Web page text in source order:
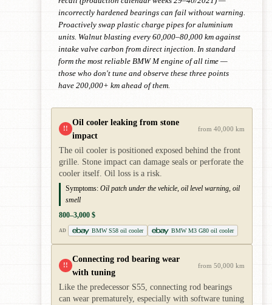
incorrectly hardened bearings can fail without warning.
Proactively swap plastic charge pipes for aluminium
units. Walnut blasting every 60,000–80,000 km against
intake valve carbon from direct injection. In standard
form the most reliable BMW M engine of all time —
those who don't tune and observe these three points
have 200,000+ km ahead of them.
!!
Oil cooler leaking from stone
impact
from 40,000 km
The oil cooler is positioned exposed behind the front
grille. Stone impact can damage seals or perforate the
cooler itself. Oil loss is a risk.
Symptoms: Oil patch under the vehicle, oil level warning, oil
smell
800–3,000 $
AD BMW S58 oil cooler BMW M3 G80 oil cooler
!!
Connecting rod bearing wear
with tuning
from 50,000 km
Like the predecessor S55, connecting rod bearings
can wear prematurely, especially with software tuning